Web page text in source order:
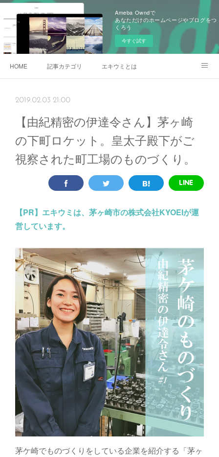
Ameba Owndで
あなただけのホームページやブログをつ
くろう
今すぐ試す
HOME 記事カテゴリ エキウミとは
2019.02.03 21:00
【由紀精密の伊達令さん】茅ヶ崎
の下町ロケット。皇太子殿下がご
視察された町工場のものづくり。
【PR】 エキウミは、茅ヶ崎市の株式会社KYOEIが運
営しています。
茅ケ崎でものづくりをしている企業を紹介する「茅ヶ